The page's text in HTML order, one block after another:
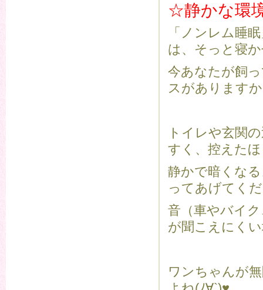
☆静かな環
「ノンレム睡
は、そっと寝
今あなたが飼
スがあります
トイレや玄関
すく、控えた
静かで暗くな
ってあげてく
音（車やバイ
が聞こえにく
ワンちゃんが